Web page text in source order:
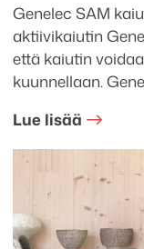
Genelec SAM
aktiivikaiutin
että kaiutin
kuunnellaan.
Lue lisää